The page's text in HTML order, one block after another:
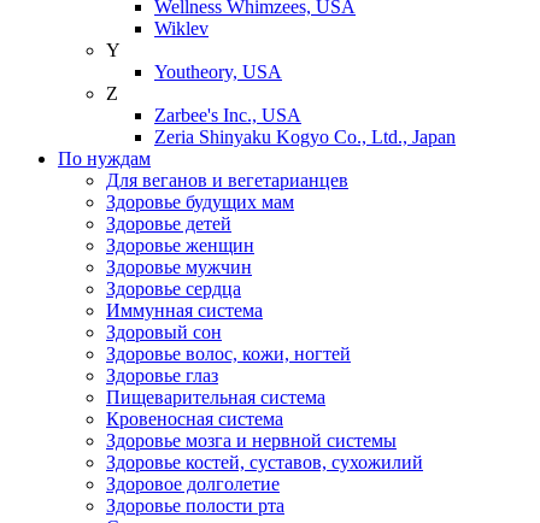
Wellness Whimzees, USA
Wiklev
Y
Youtheory, USA
Z
Zarbee's Inc., USA
Zeria Shinyaku Kogyo Co., Ltd., Japan
По нуждам
Для веганов и вегетарианцев
Здоровье будущих мам
Здоровье детей
Здоровье женщин
Здоровье мужчин
Здоровье сердца
Иммунная система
Здоровый сон
Здоровье волос, кожи, ногтей
Здоровье глаз
Пищеварительная система
Кровеносная система
Здоровье мозга и нервной системы
Здоровье костей, суставов, сухожилий
Здоровое долголетие
Здоровье полости рта